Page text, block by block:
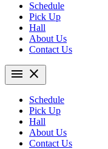
Schedule
Pick Up
Hall
About Us
Contact Us
menu close
Schedule
Pick Up
Hall
About Us
Contact Us